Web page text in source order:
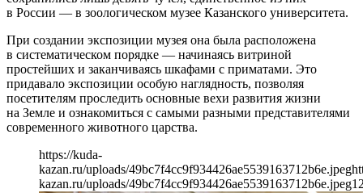
в России — в зоологическом музее Казанского университета.
При создании экспозиции музея она была расположена
в систематическом порядке — начинаясь витриной
простейших и заканчиваясь шкафами с приматами. Это
придавало экспозиции особую наглядность, позволяя
посетителям проследить основные вехи развития жизни
на Земле и ознакомиться с самыми разными представителями
современного животного царства.
https://kuda-
kazan.ru/uploads/49bc7f4cc9f934426ae5539163712b6e.jpeg
kazan.ru/uploads/49bc7f4cc9f934426ae5539163712b6e.jpeg